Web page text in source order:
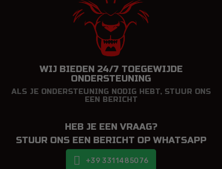
WIJ BIEDEN 24/7 TOEGEWIJDE
ONDERSTEUNING
ALS JE ONDERSTEUNING NODIG HEBT, STUUR ONS
EEN BERICHT
HEB JE EEN VRAAG?
STUUR ONS EEN BERICHT OP WHATSAPP
+39 3311485076